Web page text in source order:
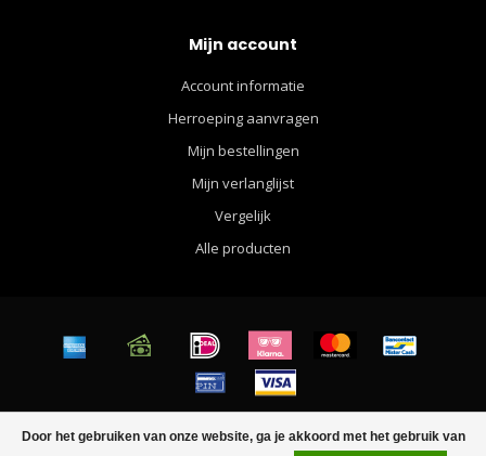
Door het gebruiken van onze website, ga je akkoord met het gebruik van
Mijn account
Account informatie
Herroeping aanvragen
Mijn bestellingen
Mijn verlanglijst
Vergelijk
Alle producten
© Copyright 2026 Walther Apparel for Men - Powered byLightspeed-